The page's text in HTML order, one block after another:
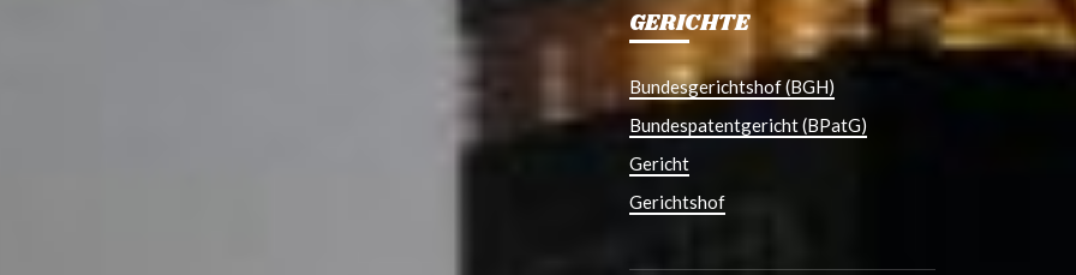
GERICHTE
Bundesgerichtshof (BGH)
Bundespatentgericht (BPatG)
Gericht
Gerichtshof